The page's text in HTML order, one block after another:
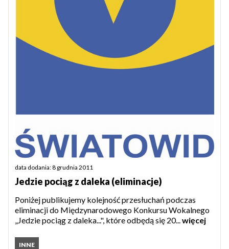
data dodania: 8 grudnia 2011
Jedzie pociąg z daleka (eliminacje)
Poniżej publikujemy kolejność przesłuchań podczas
eliminacji do Międzynarodowego Konkursu Wokalnego
„Jedzie pociąg z daleka...", które odbędą się 20... więcej
INNE